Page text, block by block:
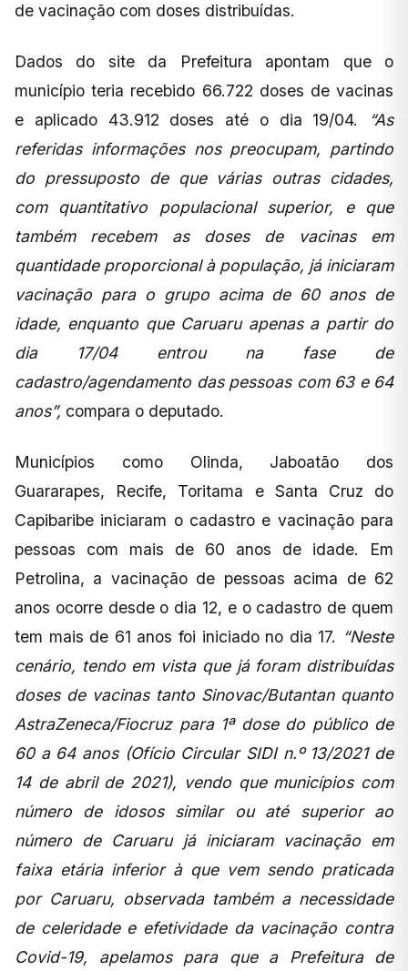
de vacinação com doses distribuídas.
Dados do site da Prefeitura apontam que o
município teria recebido 66.722 doses de vacinas
e aplicado 43.912 doses até o dia 19/04.
“As
referidas informações nos preocupam, partindo
do pressuposto de que várias outras cidades,
com quantitativo populacional superior, e que
também recebem as doses de vacinas em
quantidade proporcional à população, já iniciaram
vacinação para o grupo acima de 60 anos de
idade, enquanto que Caruaru apenas a partir do
dia 17/04 entrou na fase de
cadastro/agendamento das pessoas com 63 e 64
anos”, compara o deputado.
Municípios como Olinda, Jaboatão dos
Guararapes, Recife, Toritama e Santa Cruz do
Capibaribe iniciaram o cadastro e vacinação para
pessoas com mais de 60 anos de idade. Em
Petrolina, a vacinação de pessoas acima de 62
anos ocorre desde o dia 12, e o cadastro de quem
tem mais de 61 anos foi iniciado no dia 17. “Neste
cenário, tendo em vista que já foram distribuídas
doses de vacinas tanto Sinovac/Butantan quanto
AstraZeneca/Fiocruz para 1ª dose do público de
60 a 64 anos (Ofício Circular SIDI n.º 13/2021 de
14 de abril de 2021), vendo que municípios com
número de idosos similar ou até superior ao
número de Caruaru já iniciaram vacinação em
faixa etária inferior à que vem sendo praticada
por Caruaru, observada também a necessidade
de celeridade e efetividade da vacinação contra
Covid-19, apelamos para que a Prefeitura de